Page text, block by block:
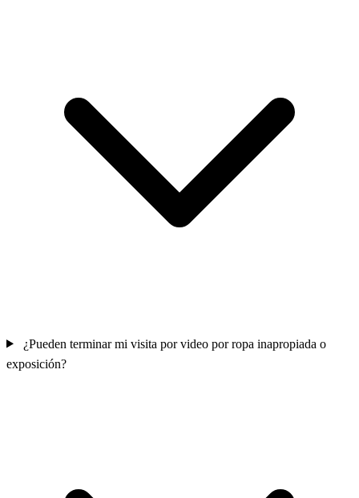
¿Pueden terminar mi visita por video por ropa inapropiada o
exposición?